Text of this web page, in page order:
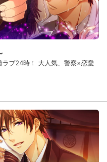
ラブ24時！ 大人気、警察×恋愛